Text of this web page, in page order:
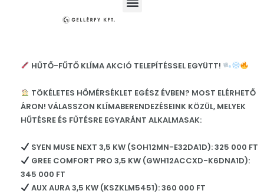
HŰTŐ-FŰTŐ KLÍMA AKCIÓ TELEPÍTÉSSEL EGYÜTT!
TÖKÉLETES HŐMÉRSÉKLET EGÉSZ ÉVBEN? MOST ELÉRHETŐ
ÁRON! VÁLASSZON KLÍMABERENDEZÉSEINK KÖZÜL, MELYEK
HŰTÉSRE ÉS FŰTÉSRE EGYARÁNT ALKALMASAK:
SYEN MUSE NEXT 3,5 KW (SOH12MN-E32DA1D): 325 000 FT
GREE COMFORT PRO 3,5 KW (GWH12ACCXD-K6DNA1D):
345 000 FT
AUX AURA 3,5 KW (KSZKLM5451): 360 000 FT